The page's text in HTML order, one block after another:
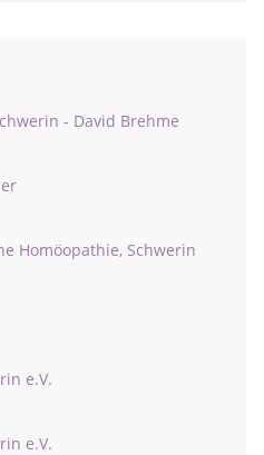
- David Brehme
Homöopathie, Schwerin
e.V.
e.V.